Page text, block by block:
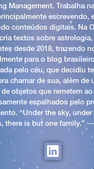
Management. Trabalha
escrevendo,
conteúdos digitais. Na
textos sobre
desde 2018, trazendo
para o blog
pelo céu, que decidiu
chamar de sua, além de
objetos que remetem
espalhados pelo
“Under the sky, under
there is but one family.”